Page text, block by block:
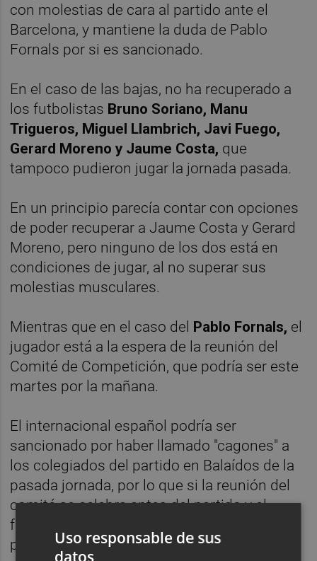
con molestias de cara al partido ante el
Barcelona, y mantiene la duda de Pablo
Fornals por si es sancionado.
En el caso de las bajas, no ha recuperado a
los futbolistas Bruno Soriano, Manu
Trigueros, Miguel Llambrich, Javi Fuego,
Gerard Moreno y Jaume Costa, que
tampoco pudieron jugar la jornada pasada.
En un principio parecía contar con opciones
de poder recuperar a Jaume Costa y Gerard
Moreno, pero ninguno de los dos está en
condiciones de jugar, al no superar sus
molestias musculares.
Mientras que en el caso del Pablo Fornals, el
jugador está a la espera de la reunión del
Comité de Competición, que podría ser este
martes por la mañana.
El internacional español podría ser
sancionado por haber llamado "cagones" a
los colegiados del partido en Balaídos de la
pasada jornada, por lo que si la reunión del
comité se celebra antes del partido y el
futbolista es finalmente sancionado no
podría jugar ante el Barcelona.
Uso responsable de sus
datos